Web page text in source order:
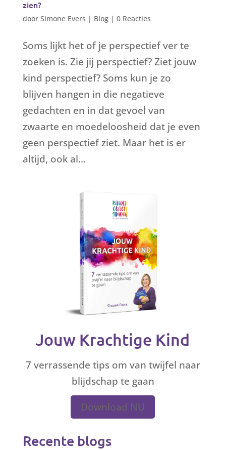
zien?
door Simone Evers | Blog| 0 Reacties
Soms lijkt het of je perspectief ver te
zoeken is. Zie jij perspectief? Ziet jouw
kind perspectief? Soms kun je zo
blijven hangen in die negatieve
gedachten en in dat gevoel van
zwaarte en moedeloosheid dat je even
geen perspectief ziet. Maar het is er
altijd, ook al...
Jouw Krachtige Kind
7 verrassende tips om van twijfel naar
blijdschap te gaan
Download NU
Recente blogs